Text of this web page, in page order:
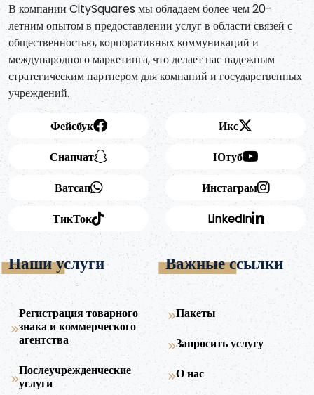
В компании CitySquares мы обладаем более чем 20-
летним опытом в предоставлении услуг в области связей с
общественностью, корпоративных коммуникаций и
международного маркетинга, что делает нас надежным
стратегическим партнером для компаний и государственных
учреждений.
Фейсбук
Снапчат
Ватсап
Икс
Ютуб
Инстаграм
ТикТок
LinkedIn
Наши услуги
Регистрация товарного
знака и коммерческого
агентства
Послеучрежденческие
услуги
Важные ссылки
Пакеты
Запросить услугу
О нас